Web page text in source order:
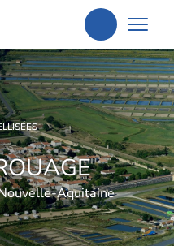
Aller
à
la
recherche
Aquitaine